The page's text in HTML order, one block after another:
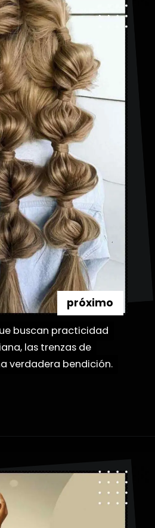
buscan practicidad
las trenzas de
verdadera bendición.
buscan practicidad
las trenzas de
verdadera bendición.
próximo